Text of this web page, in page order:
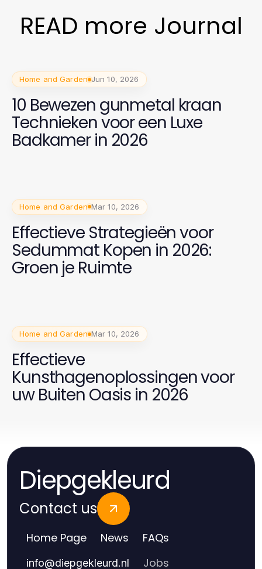
READ more Journal
Home and Garden Jun 10, 2026
10 Bewezen gunmetal kraan
Technieken voor een Luxe
Badkamer in 2026
Home and Garden Mar 10, 2026
Effectieve Strategieën voor
Sedummat Kopen in 2026:
Groen je Ruimte
Home and Garden Mar 10, 2026
Effectieve
Kunsthagenoplossingen voor
uw Buiten Oasis in 2026
Diepgekleurd
Contact us
Home Page News FAQs
info@diepgekleurd.nl Jobs